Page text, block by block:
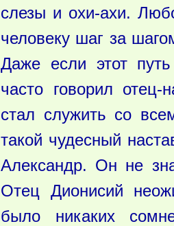
слезы и охи-ахи.
че­ловеку шаг за
Даже если этот
часто говорил
стал служить со
такой чудесный
Александр. Он не
Отец Дионисий
было никаких